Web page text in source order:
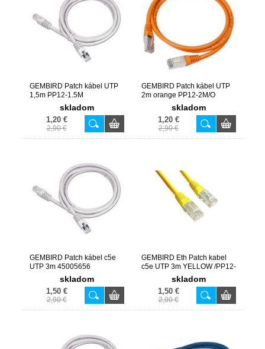
GEMBIRD Patch kábel UTP
1,5m PP12-1.5M
skladom
1,20 €
2,90 €
GEMBIRD Patch kábel UTP
2m orange PP12-2M/O
skladom
1,20 €
2,90 €
GEMBIRD Patch kábel c5e
UTP 3m 45005656
skladom
1,50 €
2,90 €
GEMBIRD Eth Patch kabel
c5e UTP 3m YELLOW /PP12-
skladom
1,50 €
2,90 €